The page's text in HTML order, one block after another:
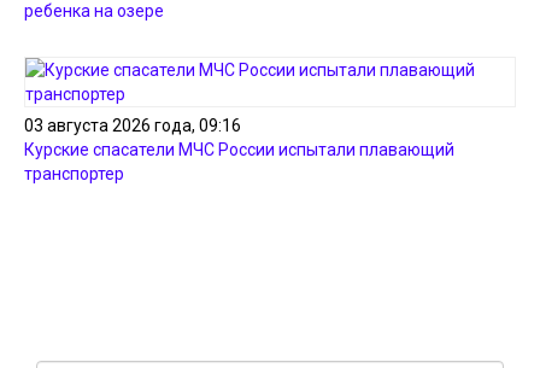
ребенка на озере
03 августа 2026 года, 09:16
Курские спасатели МЧС России испытали плавающий
транспортер